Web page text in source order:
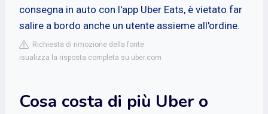
consegna in auto con l'app Uber Eats, è vietato far
salire a bordo anche un utente assieme all'ordine.
Richiesta di rimozione della fonte
isualizza la risposta completa su uber.com
Cosa costa di più Uber o